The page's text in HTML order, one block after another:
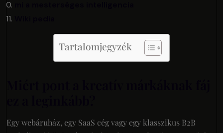
Tartalomjegyzék
Egy webáruház, egy SaaS cég vagy egy klasszikus B2B